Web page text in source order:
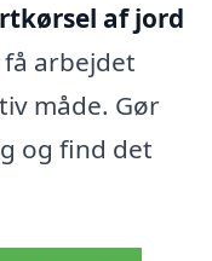
af jord
arbejdet
måde. Gør
og find det